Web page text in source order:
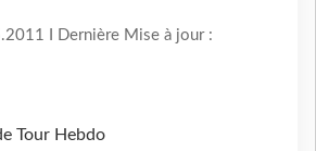
I Dernière Mise à jour :